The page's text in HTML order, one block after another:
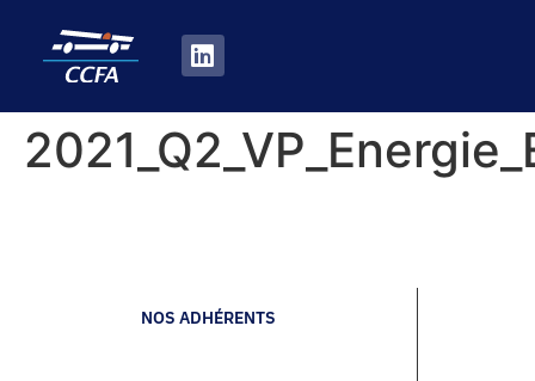
NOS ADHÉRENTS